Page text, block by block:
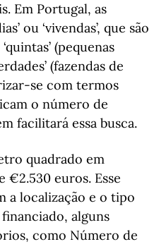
Em Portugal, as
ou ‘vivendas’, que são
(pequenas
(fazendas de
se com termos
o número de
facilitará essa busca.
quadrado em
€2.530 euros. Esse
a localização e o tipo
alguns
como Número de